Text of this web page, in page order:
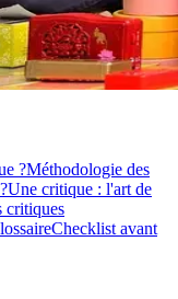
?Méthodologie des
Une critique : l'art de
critiques
Checklist avant